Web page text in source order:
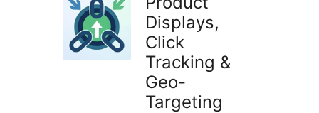
Displays,
Click
Tracking &
Geo-
Targeting